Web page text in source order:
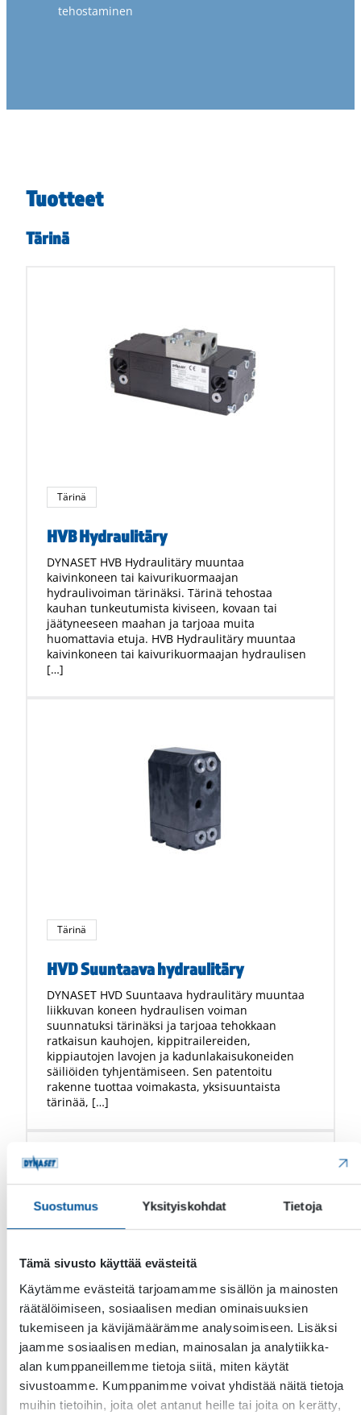
Suostumus Yksityiskohdat Tietoja
Tämä sivusto käyttää evästeitä
Käytämme evästeitä tarjoamamme sisällön ja mainosten
räätälöimiseen, sosiaalisen median ominaisuuksien
tukemiseen ja kävijämäärämme analysoimiseen. Lisäksi
jaamme sosiaalisen median, mainosalan ja analytiikka-
alan kumppaneillemme tietoja siitä, miten käytät
sivustoamme. Kumppanimme voivat yhdistää näitä tietoja
muihin tietoihin, joita olet antanut heille tai joita on kerätty,
tehostaminen
Tuotteet
Tärinä
Tärinä
HVB Hydraulitäry
DYNASET HVB Hydraulitäry muuntaa
kaivinkoneen tai kaivurikuormaajan
hydraulivoiman tärinäksi. Tärinä tehostaa
kauhan tunkeutumista kiviseen, kovaan tai
jäätyneeseen maahan ja tarjoaa muita
huomattavia etuja. HVB Hydraulitäry muuntaa
kaivinkoneen tai kaivurikuormaajan hydraulisen
[…]
Tärinä
HVD Suuntaava hydraulitäry
DYNASET HVD Suuntaava hydraulitäry muuntaa
liikkuvan koneen hydraulisen voiman
suunnatuksi tärinäksi ja tarjoaa tehokkaan
ratkaisun kauhojen, kippitrailereiden,
kippiautojen lavojen ja kadunlakaisukoneiden
säiliöiden tyhjentämiseen. Sen patentoitu
rakenne tuottaa voimakasta, yksisuuntaista
tärinää, […]
Tärinä
HRC Hydraulinen nytkysylinteri